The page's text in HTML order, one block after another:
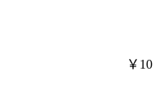
￥10